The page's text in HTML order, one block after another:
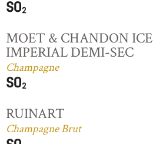
MOET & CHANDON ICE
IMPERIAL DEMI-SEC
Champagne
RUINART
Champagne Brut